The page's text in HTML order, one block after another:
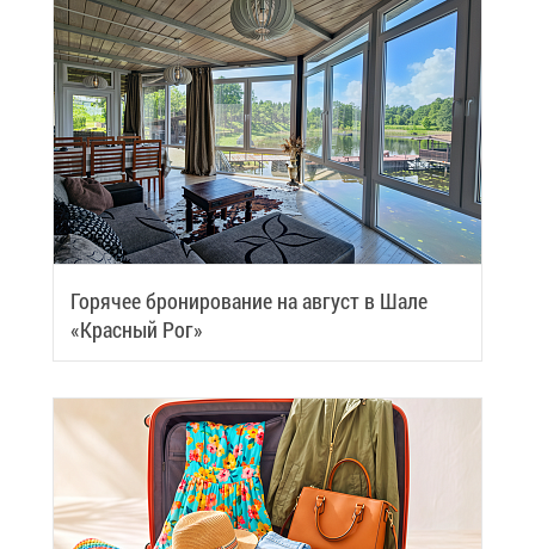
Го­ря­чее бро­ни­ро­ва­ние на ав­густ в Ша­ле
«Крас­ный Рог»